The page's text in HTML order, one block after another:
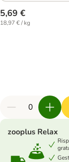
5,69 €
18,97 € / kg
zooplus Relax